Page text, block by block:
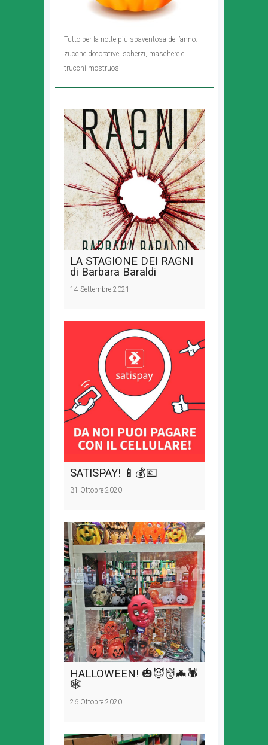
Tutto per la notte più spaventosa dell’anno:
zucche decorative, scherzi, maschere e
trucchi mostruosi
LA STAGIONE DEI RAGNI
di Barbara Baraldi
14 Settembre 2021
SATISPAY! 📱💰💶
31 Ottobre 2020
HALLOWEEN! 🎃😈👹🦇🕷️
🕸️
26 Ottobre 2020